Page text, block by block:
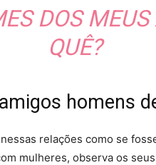
DOS
QUÊ?
homens
relações como se
mulheres, observa os